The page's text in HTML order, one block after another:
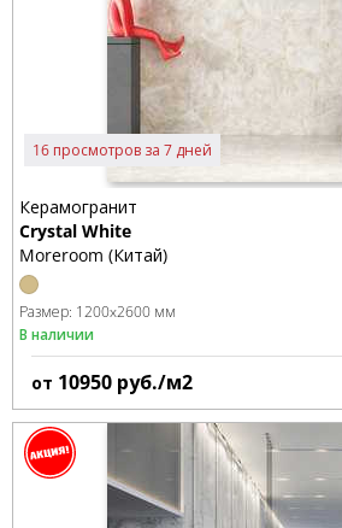
16 просмотров за 7 дней
Керамогранит
Crystal White
Moreroom (Китай)
Размер: 1200x2600 мм
В наличии
от 10950 руб./м2